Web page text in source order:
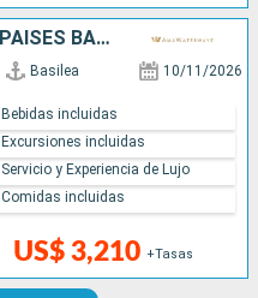
SUIZA, FRANCIA, ALEMANIA, PAISES BAJOS
Basilea 10/11/2026
US$ 3,210 +Tasas
Bebidas incluidas
Excursiones incluidas
Servicio y Experiencia de Lujo
Comidas incluidas